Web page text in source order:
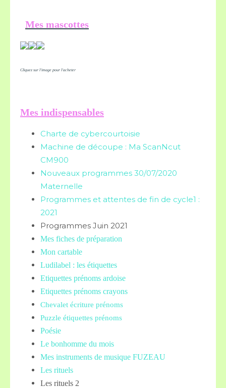
Mes mascottes
Cliquez sur l'image pour l'acheter
Mes indispensables
Charte de cybercourtoisie
Machine de découpe : Ma ScanNcut
CM900
Nouveaux programmes 30/07/2020
Maternelle
Programmes et attentes de fin de cycle1 :
2021
Programmes Juin 2021
Mes fiches de préparation
Mon cartable
Ludilabel : les étiquettes
Etiquettes prénoms ardoise
Etiquettes prénoms crayons
Chevalet écriture prénoms
Puzzle étiquettes prénoms
Poésie
Le bonhomme du mois
Mes instruments de musique FUZEAU
Les rituels
Les rituels 2